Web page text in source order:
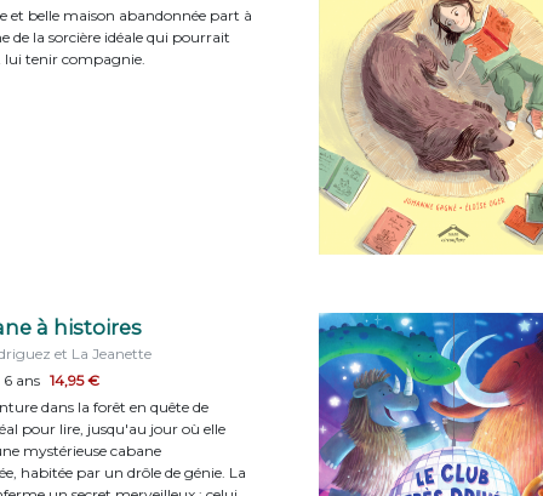
et belle maison abandonnée part à
de la sorcière idéale qui pourrait
lui tenir compagnie.
à histoires
et La Jeanette
ans 14,95 €
dans la forêt en quête de
pour lire, jusqu'au jour où elle
mystérieuse cabane
habitée par un drôle de génie. La